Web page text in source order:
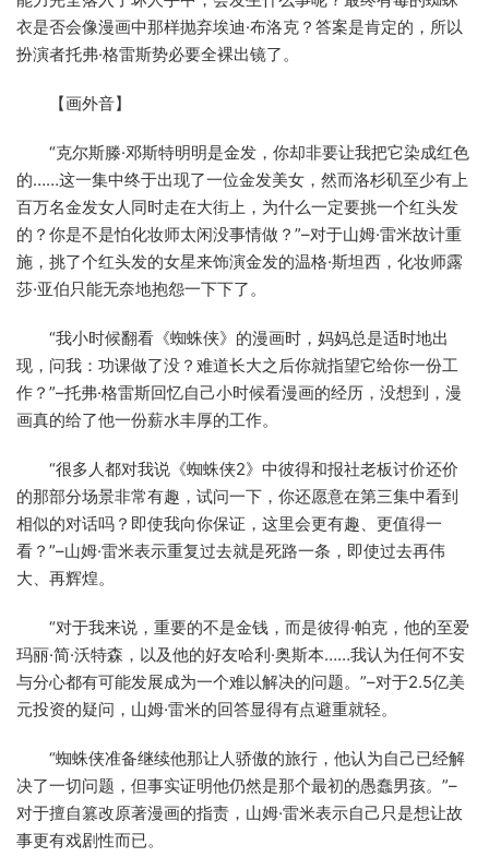
衣是否会像漫画中那样抛弃埃迪·布洛克？答案是肯定的，所以
扮演者托弗·格雷斯势必要全裸出镜了。
【画外音】
“克尔斯滕·邓斯特明明是金发，你却非要让我把它染成红色
的……这一集中终于出现了一位金发美女，然而洛杉矶至少有上
百万名金发女人同时走在大街上，为什么一定要挑一个红头发
的？你是不是怕化妆师太闲没事情做？”–对于山姆·雷米故计重
施，挑了个红头发的女星来饰演金发的温格·斯坦西，化妆师露
莎·亚伯只能无奈地抱怨一下下了。
“我小时候翻看《蜘蛛侠》的漫画时，妈妈总是适时地出
现，问我：功课做了没？难道长大之后你就指望它给你一份工
作？”–托弗·格雷斯回忆自己小时候看漫画的经历，没想到，漫
画真的给了他一份薪水丰厚的工作。
“很多人都对我说《蜘蛛侠2》中彼得和报社老板讨价还价
的那部分场景非常有趣，试问一下，你还愿意在第三集中看到
相似的对话吗？即使我向你保证，这里会更有趣、更值得一
看？”–山姆·雷米表示重复过去就是死路一条，即使过去再伟
大、再辉煌。
“对于我来说，重要的不是金钱，而是彼得·帕克，他的至爱
玛丽·简·沃特森，以及他的好友哈利·奥斯本……我认为任何不安
与分心都有可能发展成为一个难以解决的问题。”–对于2.5亿美
元投资的疑问，山姆·雷米的回答显得有点避重就轻。
“蜘蛛侠准备继续他那让人骄傲的旅行，他认为自己已经解
决了一切问题，但事实证明他仍然是那个最初的愚蠢男孩。”–
对于擅自篡改原著漫画的指责，山姆·雷米表示自己只是想让故
事更有戏剧性而已。